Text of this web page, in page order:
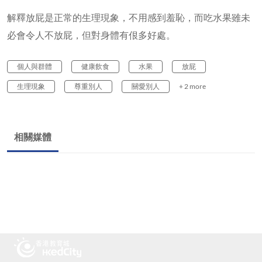
解釋放屁是正常的生理現象，不用感到羞恥，而吃水果雖未
必會令人不放屁，但對身體有佷多好處。
個人與群體 健康飲食 水果 放屁
生理現象 尊重別人 關愛別人 + 2 more
相關媒體